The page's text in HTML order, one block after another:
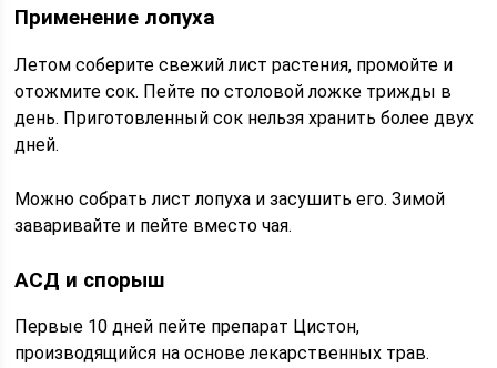
Применение лопуха
Летом соберите свежий лист растения, промойте и
отожмите сок. Пейте по столовой ложке трижды в
день. Приготовленный сок нельзя хранить более двух
дней.
Можно собрать лист лопуха и засушить его. Зимой
заваривайте и пейте вместо чая.
АСД и спорыш
Первые 10 дней пейте препарат Цистон,
производящийся на основе лекарственных трав.